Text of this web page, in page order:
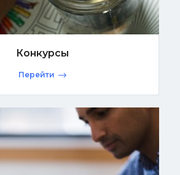
Конкурсы
Перейти